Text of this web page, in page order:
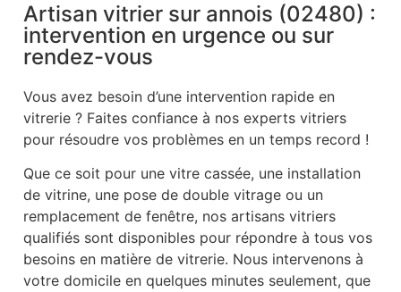
Artisan vitrier sur annois (02480) :
intervention en urgence ou sur
rendez-vous
Vous avez besoin d’une intervention rapide en
vitrerie ? Faites confiance à nos experts vitriers
pour résoudre vos problèmes en un temps record !
Que ce soit pour une vitre cassée, une installation
de vitrine, une pose de double vitrage ou un
remplacement de fenêtre, nos artisans vitriers
qualifiés sont disponibles pour répondre à tous vos
besoins en matière de vitrerie. Nous intervenons à
votre domicile en quelques minutes seulement, que